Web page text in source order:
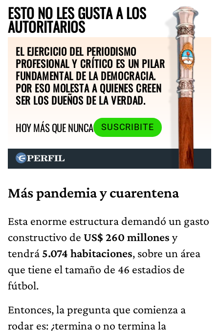
ESTO NO LES GUSTA A LOS
AUTORITARIOS
EL EJERCICIO DEL PERIODISMO
PROFESIONAL Y CRÍTICO ES UN PILAR
FUNDAMENTAL DE LA DEMOCRACIA.
POR ESO MOLESTA A QUIENES CREEN
SER LOS DUEÑOS DE LA VERDAD.
HOY MÁS QUE NUNCA
SUSCRIBITE
Más pandemia y cuarentena
Esta enorme estructura demandó un gasto
constructivo de US$ 260 millones y
tendrá 5.074 habitaciones, sobre un área
que tiene el tamaño de 46 estadios de
fútbol.
Entonces, la pregunta que comienza a
rodar es: ¿termina o no termina la